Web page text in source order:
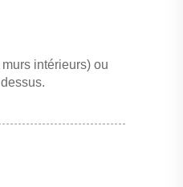
intérieurs) ou